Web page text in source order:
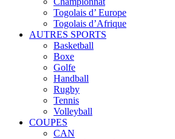
Togolais d’ Europe
Togolais d’Afrique
AUTRES SPORTS
Basketball
Boxe
Golfe
Handball
Rugby
Tennis
Volleyball
COUPES
CAN